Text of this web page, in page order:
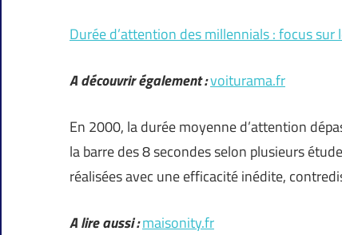
Durée d’attention des millennials : focus
A découvrir également :voiturama.fr
En 2000, la durée moyenne d’attention
la barre des 8 secondes selon plusieurs
réalisées avec une efficacité inédite,
A lire aussi :maisonity.fr